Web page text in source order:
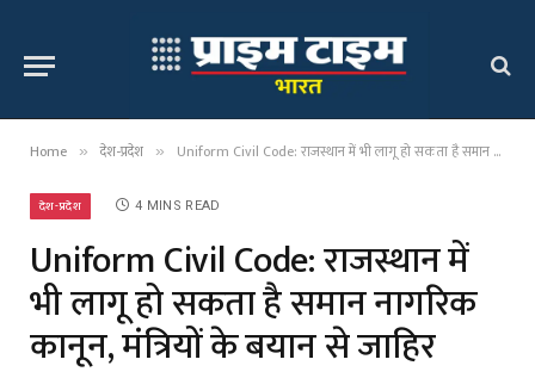
Home » देश-प्रदेश » Uniform Civil Code: राजस्थान में भी लागू हो सकता है समान नागरिक कानून, मंत्रियों के बयान से जाहिर
देश-प्रदेश 4 MINS READ
Uniform Civil Code: राजस्थान में
भी लागू हो सकता है समान नागरिक
कानून, मंत्रियों के बयान से जाहिर